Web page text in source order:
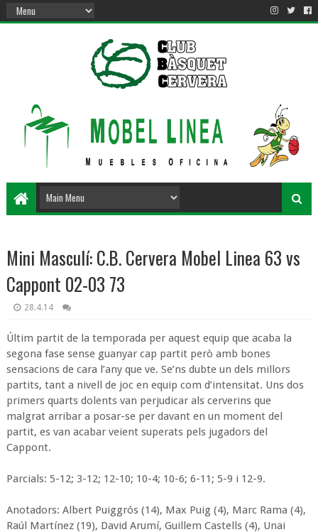
Mini Masculí: C.B. Cervera Mobel Linea 63 vs
Cappont 02-03 73
28.4.14
Últim partit de la temporada per aquest equip que acaba la
segona fase sense guanyar cap partit però amb bones
sensacions de cara l’any que ve. Se’ns dubte un dels millors
partits, tant a nivell de joc en equip com d’intensitat. Uns dos
primers quarts dolents van perjudicar als cerverins que
malgrat arribar a posar-se per davant en un moment del
partit, es van acabar veient superats pels jugadors del
Cappont.
Parcials: 5-12; 3-12; 12-10; 10-4; 10-6; 6-11; 5-9 i 12-9.
Anotadors: Albert Puiggrós (14), Max Puig (4), Marc Rama (4),
Raúl Martínez (19), David Arumí, Guillem Castells (4), Unai